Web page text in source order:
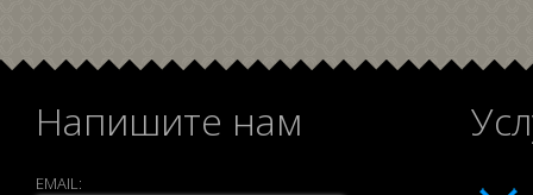
Напишите нам
EMAIL: